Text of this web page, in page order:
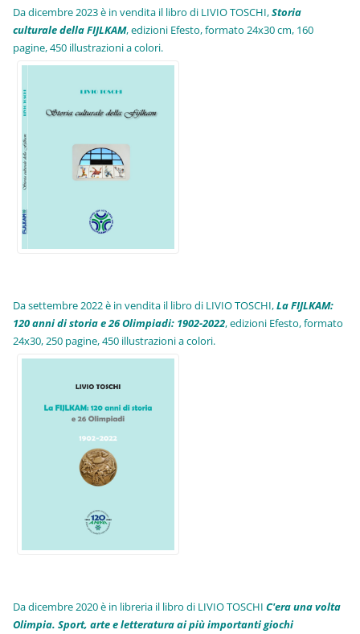
Da dicembre 2023 è in vendita il libro di LIVIO TOSCHI,Storia
culturale della FIJLKAM, edizioni Efesto, formato 24x30 cm, 160
pagine, 450 illustrazioni a colori.
Da settembre 2022 è in vendita il libro di LIVIO TOSCHI,La FIJLKAM:
120 anni di storia e 26 Olimpiadi: 1902-2022, edizioni Efesto, formato
24x30, 250 pagine, 450 illustrazioni a colori.
Da dicembre 2020 è in libreria il libro di LIVIO TOSCHIC'era una volta
Olimpia. Sport, arte e letteratura ai più importanti giochi